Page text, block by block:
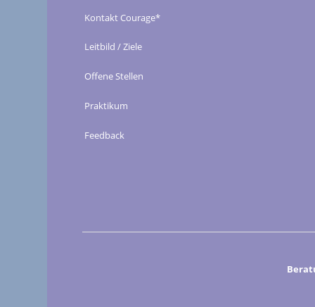
Kontakt Courage*
Leitbild / Ziele
Offene Stellen
Praktikum
Feedback